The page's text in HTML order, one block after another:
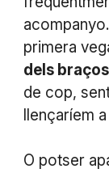
primera
dels braços
de cop,
llençaríem
O potser